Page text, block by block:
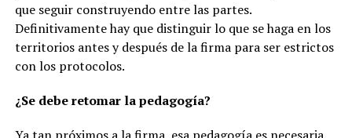
que seguir construyendo entre las partes.
Definitivamente hay que distinguir lo que se haga en los
territorios antes y después de la firma para ser estrictos
con los protocolos.
¿Se debe retomar la pedagogía?